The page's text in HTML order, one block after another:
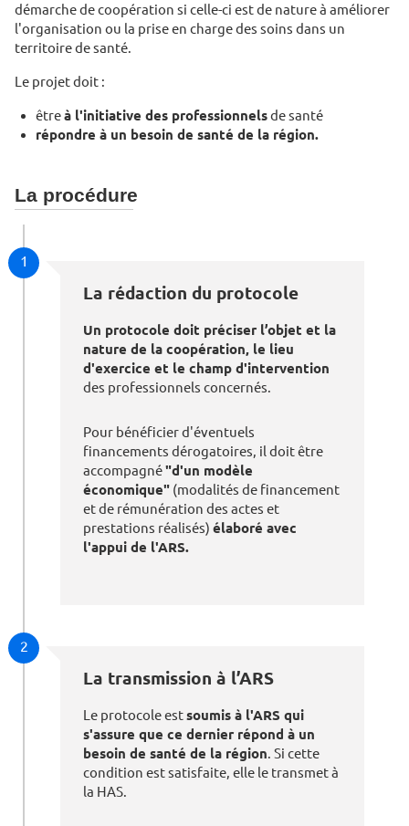
démarche de coopération si celle-ci est de nature à améliorer
l'organisation ou la prise en charge des soins dans un
territoire de santé.
Le projet doit :
êtreà l'initiative des professionnelsde santé
répondre à un besoin de santé de la région.
La procédure
1
La rédaction du protocole
Un protocole doit préciser l’objet et la
nature de la coopération, le lieu
d'exercice et le champ d'intervention
des professionnels concernés.
Pour bénéficier d'éventuels
financements dérogatoires, il doit être
accompagné"d'un modèle
économique" (modalités de financement
et de rémunération des actes et
prestations réalisés) élaboré avec
l'appui de l'ARS.
2
La transmission à l’ARS
Le protocole estsoumis à l'ARS qui
s'assure que ce dernier répond à un
besoin de santé de la région. Si cette
condition est satisfaite, elle le transmet à
la HAS.